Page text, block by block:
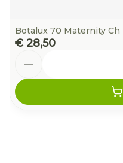
Botalux 70 Maternity Ch
€ 28,50